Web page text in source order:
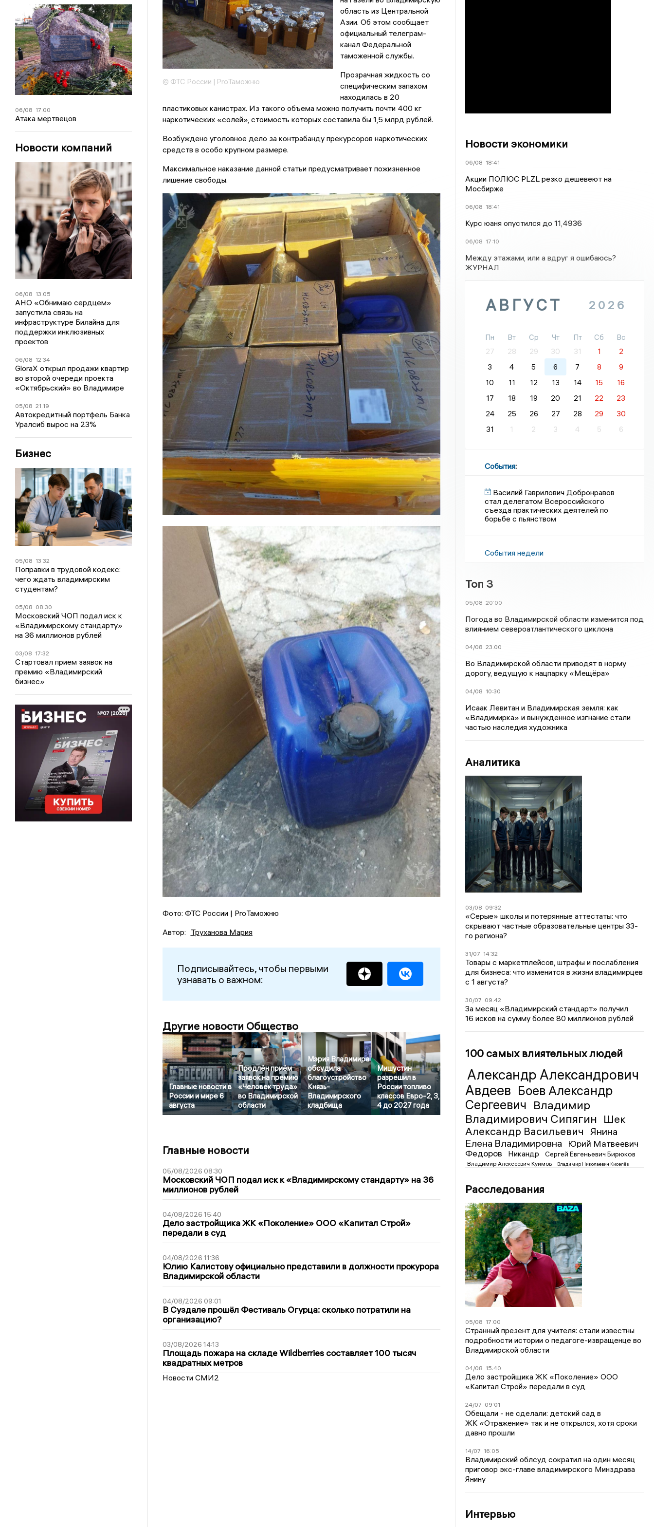
06/08 17:00
Атака мертвецов
Новости компаний
06/08 13:05
АНО «Обнимаю сердцем»
запустила связь на
инфраструктуре Билайна для
поддержки инклюзивных
проектов
06/08 12:34
GloraX открыл продажи квартир
во второй очереди проекта
«Октябрьский» во Владимире
05/08 21:19
Автокредитный портфель Банка
Уралсиб вырос на 23%
Бизнес
05/08 13:32
Поправки в трудовой кодекс:
чего ждать владимирским
студентам?
05/08 08:30
Московский ЧОП подал иск к
«Владимирскому стандарту»
на 36 миллионов рублей
03/08 17:32
Стартовал прием заявок на
премию «Владимирский
бизнес»
© ФТС России | ProТаможню
область из Центральной
Азии. Об этом сообщает
официальный телеграм-
канал Федеральной
таможенной службы.
Прозрачная жидкость со
специфическим запахом
находилась в 20
пластиковых канистрах. Из такого объема можно получить почти 400 кг
наркотических «солей», стоимость которых составила бы 1,5 млрд рублей.
Возбуждено уголовное дело за контрабанду прекурсоров наркотических
средств в особо крупном размере.
Максимальное наказание данной статьи предусматривает пожизненное
лишение свободы.
Фото: ФТС России | ProТаможню
Автор: Труханова Мария
Подписывайтесь, чтобы первыми
узнавать о важном:
Другие новости Общество
Главные новости в
России и мире 6
августа
Продлён приём
заявок на премию
«Человек труда»
во Владимирской
области
Мэрия Владимира
обсудила
благоустройство
Князь-
Владимирского
кладбища
Мишустин
разрешил в
России топливо
классов Евро-2, 3,
4 до 2027 года
Главные новости
05/08/2026 08:30
Московский ЧОП подал иск к «Владимирскому стандарту» на 36
миллионов рублей
04/08/2026 15:40
Дело застройщика ЖК «Поколение» ООО «Капитал Строй»
передали в суд
04/08/2026 11:36
Юлию Калистову официально представили в должности прокурора
Владимирской области
04/08/2026 09:01
В Суздале прошёл Фестиваль Огурца: сколько потратили на
организацию?
03/08/2026 14:13
Площадь пожара на складе Wildberries составляет 100 тысяч
квадратных метров
Новости СМИ2
Новости экономики
06/08 18:41
Акции ПОЛЮС PLZL резко дешевеют на
Мосбирже
06/08 18:41
Курс юаня опустился до 11,4936
06/08 17:10
Между этажами, или а вдруг я ошибаюсь?
ЖУРНАЛ
АВГУСТ 2026
Пн Вт Ср Чт Пт Сб
Вс
27
28 29 30 31 1
2
3
4 5 6 7 8
9
10
11 12 13 14 15
16
17
18 19 20 21 22
23
24
25 26 27 28 29
30
31
1 2 3 4 5 6
События:
Василий Гаврилович Добронравов
стал делегатом Всероссийского
съезда практических деятелей по
борьбе с пьянством
События недели
Топ 3
05/08 20:00
Погода во Владимирской области изменится под
влиянием североатлантического циклона
04/08 23:00
Во Владимирской области приводят в норму
дорогу, ведущую к нацпарку «Мещёра»
04/08 10:30
Исаак Левитан и Владимирская земля: как
«Владимирка» и вынужденное изгнание стали
частью наследия художника
Аналитика
03/08 09:32
«Серые» школы и потерянные аттестаты: что
скрывают частные образовательные центры 33-
го региона?
31/07 14:32
Товары с маркетплейсов, штрафы и послабления
для бизнеса: что изменится в жизни владимирцев
с 1 августа?
30/07 09:42
За месяц «Владимирский стандарт» получил
16 исков на сумму более 80 миллионов рублей
100 самых влиятельных людей
Александр Александрович
Авдеев Боев Александр
Сергеевич Владимир
Владимирович Сипягин Шек
Александр Васильевич
Янина
Елена Владимировна
Юрий Матвеевич
Федоров
Никандр Сергей Евгеньевич Бирюков
Владимир Алексеевич Куимов Владимир Николаевич Киселёв
Расследования
05/08 17:00
Странный презент для учителя: стали известны
подробности истории о педагоге-извращенце во
Владимирской области
04/08 15:40
Дело застройщика ЖК «Поколение» ООО
«Капитал Строй» передали в суд
24/07 09:01
Обещали - не сделали: детский сад в
ЖК «Отражение» так и не открылся, хотя сроки
давно прошли
14/07 16:05
Владимирский облсуд сократил на один месяц
приговор экс-главе владимирского Минздрава
Янину
Интервью